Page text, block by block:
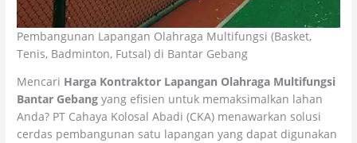
Pembangunan Lapangan Olahraga Multifungsi (Basket,
Tenis, Badminton, Futsal) di Bantar Gebang
Mencari Harga Kontraktor Lapangan Olahraga Multifungsi
Bantar Gebang yang efisien untuk memaksimalkan lahan
Anda? PT Cahaya Kolosal Abadi (CKA) menawarkan solusi
cerdas pembangunan satu lapangan yang dapat digunakan